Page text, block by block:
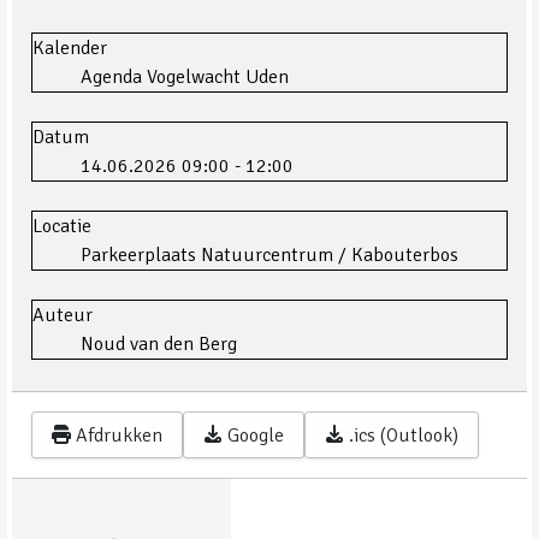
Kalender
Agenda Vogelwacht Uden
Datum
14.06.2026 09:00 - 12:00
Locatie
Parkeerplaats Natuurcentrum / Kabouterbos
Auteur
Noud van den Berg
Afdrukken Google .ics (Outlook)